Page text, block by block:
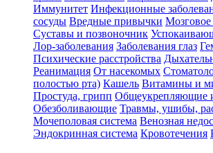
Иммунитет Инфекционные
сосуды Вредные привычки
Суставы и позвоночник
Лор-заболевания Заболевания глаз
Психические расстройства
Реанимация От насекомых
полостью рта) Кашель Витамины и
Простуда, грипп Общеукрепляющие
Обезболивающие Травмы, ушибы,
Мочеполовая система Венозная
Эндокринная система Кровотечения